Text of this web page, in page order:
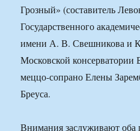
Грозный» (составитель
Государственного
имени А. В. Свешникова и
Московской консерватории
меццо-сопрано Елены
Бреуса.
Внимания заслуживают оба